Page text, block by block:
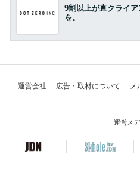
9割以上が直クライ
を。
運営会社 広告・取材について メ
運営メ